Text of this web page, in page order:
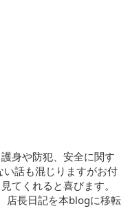
身や防犯、安全に関す
話も混じりますがお付
てくれると喜びます。
長日記を本blogに移転